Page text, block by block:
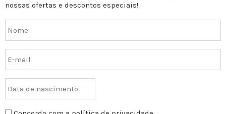
nossas ofertas e descontos especiais!